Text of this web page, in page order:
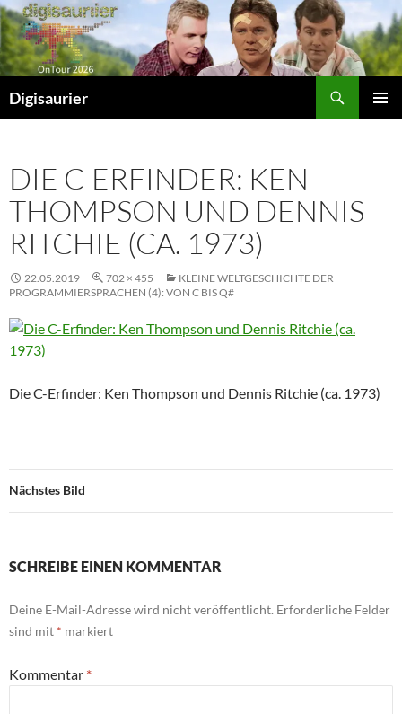
Zum
Inhalt
springen
Digisaurier
DIE C-ERFINDER: KEN
THOMPSON UND DENNIS
RITCHIE (CA. 1973)
22.05.2019 702 × 455
KLEINE WELTGESCHICHTE DER
PROGRAMMIERSPRACHEN (4): VON C BIS Q#
Die C-Erfinder: Ken Thompson und Dennis Ritchie (ca. 1973)
Nächstes Bild
SCHREIBE EINEN KOMMENTAR
Deine E-Mail-Adresse wird nicht veröffentlicht. Erforderliche Felder
sind mit * markiert
Kommentar *